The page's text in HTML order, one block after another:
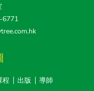
6771
程 出版 導師